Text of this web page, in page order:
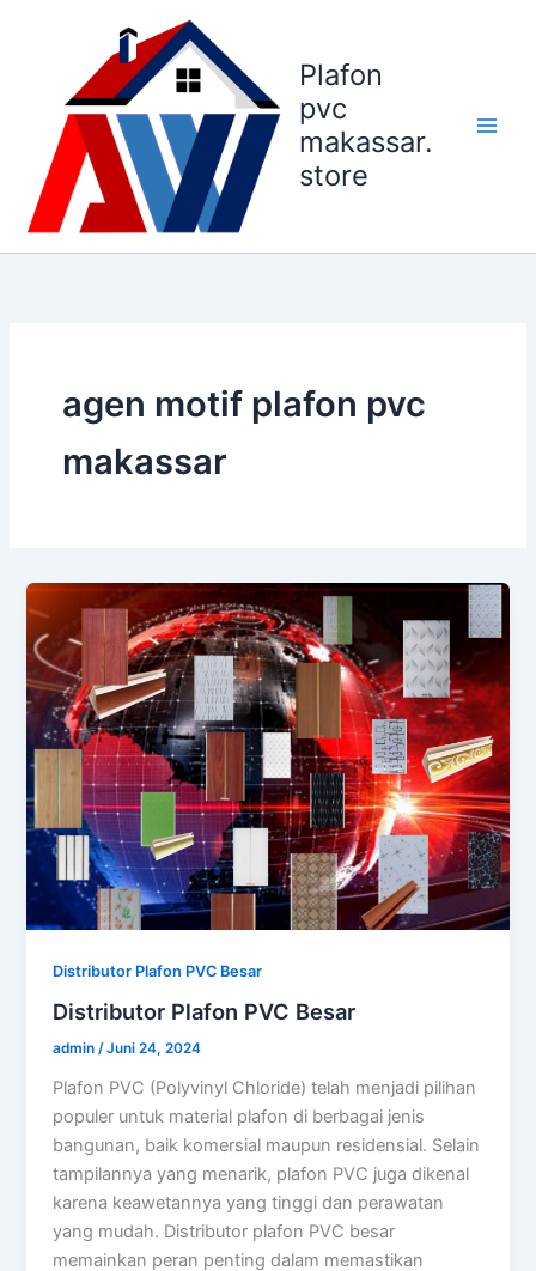
Plafon
pvc
makassar.
store
agen motif plafon pvc
makassar
Distributor Plafon PVC Besar
Distributor Plafon PVC Besar
admin/Juni 24, 2024
Plafon PVC (Polyvinyl Chloride) telah menjadi pilihan
populer untuk material plafon di berbagai jenis
bangunan, baik komersial maupun residensial. Selain
tampilannya yang menarik, plafon PVC juga dikenal
karena keawetannya yang tinggi dan perawatan
yang mudah. Distributor plafon PVC besar
memainkan peran penting dalam memastikan